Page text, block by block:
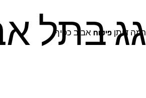
גג בתל
רמה דותןפיקוח אביב כפיף